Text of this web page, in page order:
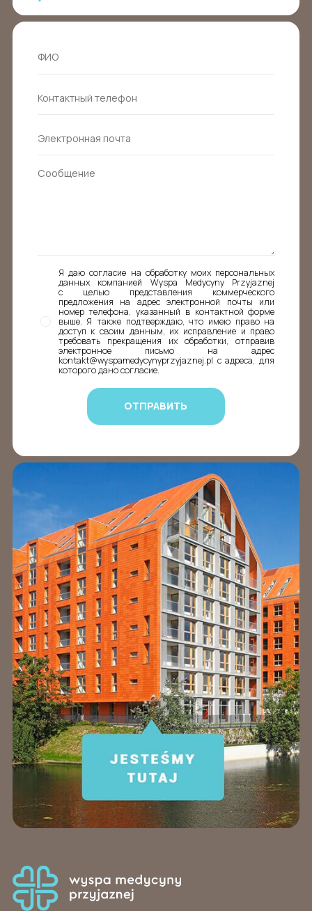
Я даю согласие на обработку моих персональных
данных компанией Wyspa Medycyny Przyjaznej
с целью представления коммерческого
предложения на адрес электронной почты или
номер телефона, указанный в контактной форме
выше. Я также подтверждаю, что имею право на
доступ к своим данным, их исправление и право
требовать прекращения их обработки, отправив
электронное письмо на адрес
kontakt@wyspamedycynyprzyjaznej.pl с адреса, для
которого дано согласие.